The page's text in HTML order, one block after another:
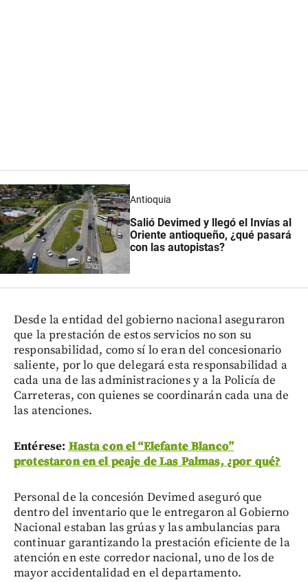
Antioquia
Salió Devimed y llegó el Invías al
Oriente antioqueño, ¿qué pasará
con las autopistas?
Desde la entidad del gobierno nacional aseguraron
que la prestación de estos servicios no son su
responsabilidad, como sí lo eran del concesionario
saliente, por lo que delegará esta responsabilidad a
cada una de las administraciones y a la Policía de
Carreteras, con quienes se coordinarán cada una de
las atenciones.
Entérese:Hasta con el “Elefante Blanco”
protestaron en el peaje de Las Palmas, ¿por qué?
Personal de la concesión Devimed aseguró que
dentro del inventario que le entregaron al Gobierno
Nacional estaban las grúas y las ambulancias para
continuar garantizando la prestación eficiente de la
atención en este corredor nacional, uno de los de
mayor accidentalidad en el departamento.